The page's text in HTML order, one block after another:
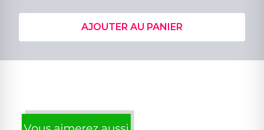
AJOUTER AU PANIER